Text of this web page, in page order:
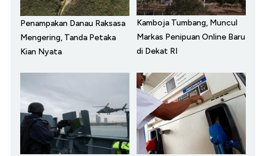
Penampakan Danau Raksasa
Mengering, Tanda Petaka
Kian Nyata
Kamboja Tumbang, Muncul
Markas Penipuan Online Baru
di Dekat RI